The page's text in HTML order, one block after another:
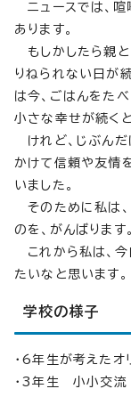
ニュースでは、喧
あります。
もしかしたら親と
りねられない日が
は今、ごはんをた
小さな幸せが続く
けれど、じぶんだ
かけて信頼や友情
いました。
そのために私は、
のを、がんばります。
これから私は、今
たいなと思います
学校の様子
・6年生が考えたオ
・3年生 小小交流